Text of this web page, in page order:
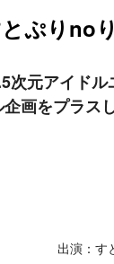
ぷりno
次元アイド
企画をプラス
す